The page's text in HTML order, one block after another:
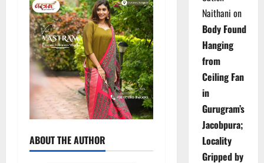
ABOUT THE AUTHOR
Naithani on
Body Found
Hanging
from
Ceiling Fan
in
Gurugram’s
Jacobpura;
Locality
Gripped by